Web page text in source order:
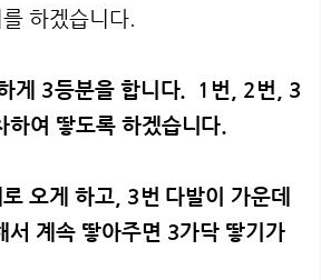
하겠습니다.
게 3등분을 합니다.
1번, 2번, 3
하여 땋도록 하겠습니다.
오게 하고, 3번 다발이 가운데
서 계속 땋아주면 3가닥 땋기가